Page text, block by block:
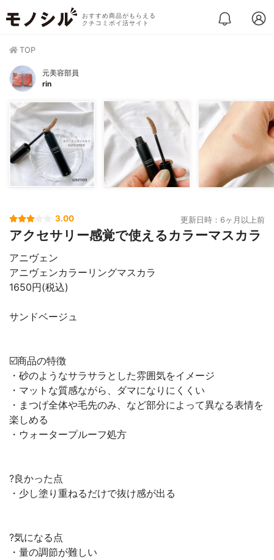
おすすめ商品がもらえる
クチコミポイ活サイト
TOP
元美容部員
rin
3.00 更新日時：6ヶ月以上前
アクセサリー感覚で使えるカラーマスカラ
アニヴェン
アニヴェンカラーリングマスカラ
1650円(税込)
サンドベージュ
☑️商品の特徴
・砂のようなサラサラとした雰囲気をイメージ
・マットな質感ながら、ダマになりにくくい
・まつげ全体や毛先のみ、など部分によって異なる表情を
楽しめる
・ウォータープルーフ処方
?良かった点
・少し塗り重ねるだけで抜け感が出る
?気になる点
・量の調節が難しい